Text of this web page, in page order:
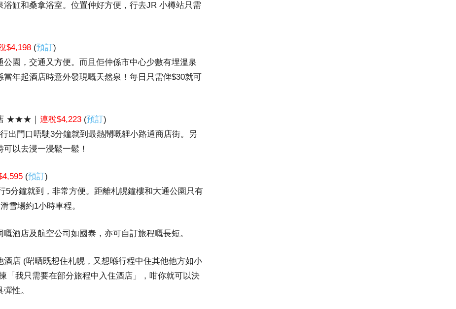
缸和桑拿浴室。位置仲好方便，行去JR 小樽站只需
$4,198 (預訂)
園，交通又方便。而且佢仲係市中心少數有埋溫泉
年起酒店時意外發現嘅天然泉！每日只需俾$30就可
★★★｜ 連稅$4,223 (預訂)
出門口唔駛3分鐘就到最熱鬧嘅貍小路通商店街。另
以去浸一浸鬆一鬆！
(預訂)
5分鐘就到，非常方便。距離札幌鐘樓和大通公園只有
雪場約1小時車程。
酒店及航空公司如國泰，亦可自訂旅程嘅長短。
店 (啱晒既想住札幌，又想喺行程中住其他他方如小
「我只需要在部分旅程中入住酒店」，咁你就可以決
性。